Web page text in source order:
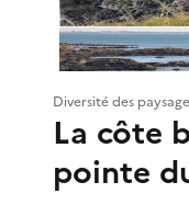
Diversité des
La côte
pointe